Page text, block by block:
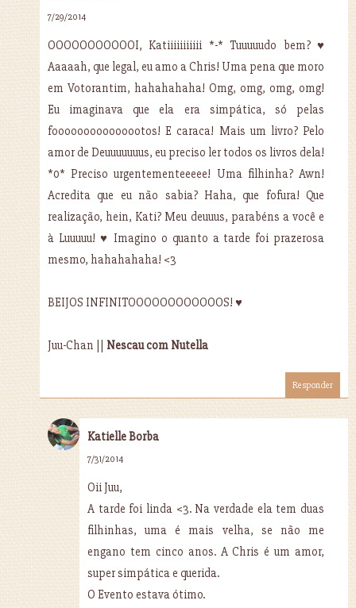
7/29/2014
OOOOOOOOOOOI, Katiiiiiiiiiii *-* Tuuuuudo bem? ♥
Aaaaah, que legal, eu amo a Chris! Uma pena que moro
em Votorantim, hahahahaha! Omg, omg, omg, omg!
Eu imaginava que ela era simpática, só pelas
fooooooooooooootos! E caraca! Mais um livro? Pelo
amor de Deuuuuuuus, eu preciso ler todos os livros dela!
*0* Preciso urgentementeeeee! Uma filhinha? Awn!
Acredita que eu não sabia? Haha, que fofura! Que
realização, hein, Kati? Meu deuuus, parabéns a você e
à Luuuuu! ♥ Imagino o quanto a tarde foi prazerosa
mesmo, hahahahaha! <3
BEIJOS INFINITOOOOOOOOOOOOS! ♥
Juu-Chan || Nescau com Nutella
Responder
Katielle Borba
7/31/2014
Oii Juu,
A tarde foi linda <3. Na verdade ela tem duas
filhinhas, uma é mais velha, se não me
engano tem cinco anos. A Chris é um amor,
super simpática e querida.
O Evento estava ótimo.